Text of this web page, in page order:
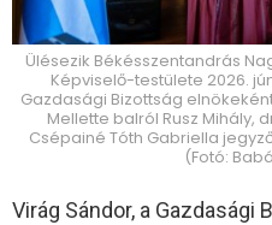
Ülésezik Békésszentandrás
Képviselő-testülete 2026.
Gazdasági Bizottság
Mellette balról Rusz Mihály,
Csépainé Tóth Gabriella
(Fotó:
Virág Sándor, a